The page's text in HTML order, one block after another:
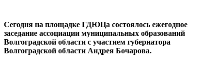
Сегодня на площадке ГДЮЦа состоялось ежегодное
заседание ассоциации муниципальных образований
Волгоградской области с участием губернатора
Волгоградской области Андрея Бочарова.